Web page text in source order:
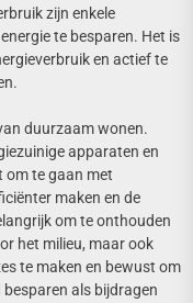
zijn enkele
te besparen. Het is
en actief te
duurzaam wonen.
apparaten en
om te gaan met
maken en de
om te onthouden
het milieu, maar ook
te maken en bewust om
als bijdragen